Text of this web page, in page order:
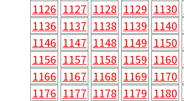
1126 1127 1128 1129 1130
1136 1137 1138 1139 1140
1146 1147 1148 1149 1150
1156 1157 1158 1159 1160
1166 1167 1168 1169 1170
1176 1177 1178 1179 1180